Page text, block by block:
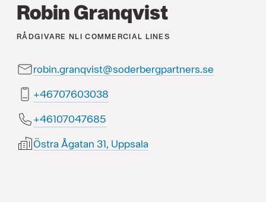
Robin Granqvist
RÅDGIVARE NLI COMMERCIAL LINES
robin.granqvist@soderbergpartners.se
83030670764+
58674070164+
Östra Ågatan 31, Uppsala